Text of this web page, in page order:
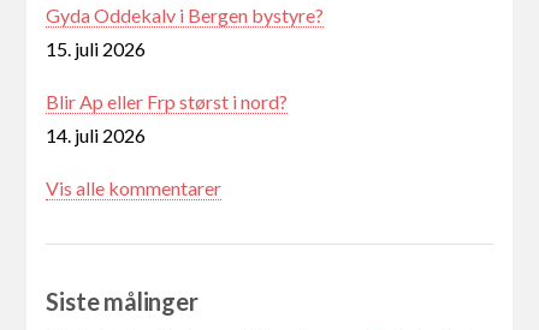
Gyda Oddekalv i Bergen bystyre?
15. juli 2026
Blir Ap eller Frp størst i nord?
14. juli 2026
Vis alle kommentarer
Siste målinger